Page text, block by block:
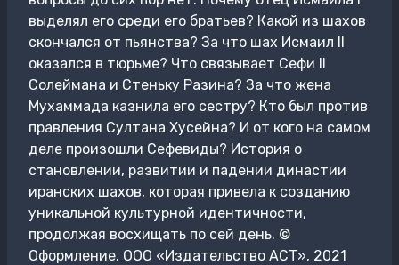
выделял его среди его братьев? Какой из шахов
скончался от пьянства? За что шах Исмаил II
оказался в тюрьме? Что связывает Сефи II
Солеймана и Стеньку Разина? За что жена
Мухаммада казнила его сестру? Кто был против
правления Султана Хусейна? И от кого на самом
деле произошли Сефевиды? История о
становлении, развитии и падении династии
иранских шахов, которая привела к созданию
уникальной культурной идентичности,
продолжая восхищать по сей день. ©
Оформление. ООО «Издательство АСТ», 2021